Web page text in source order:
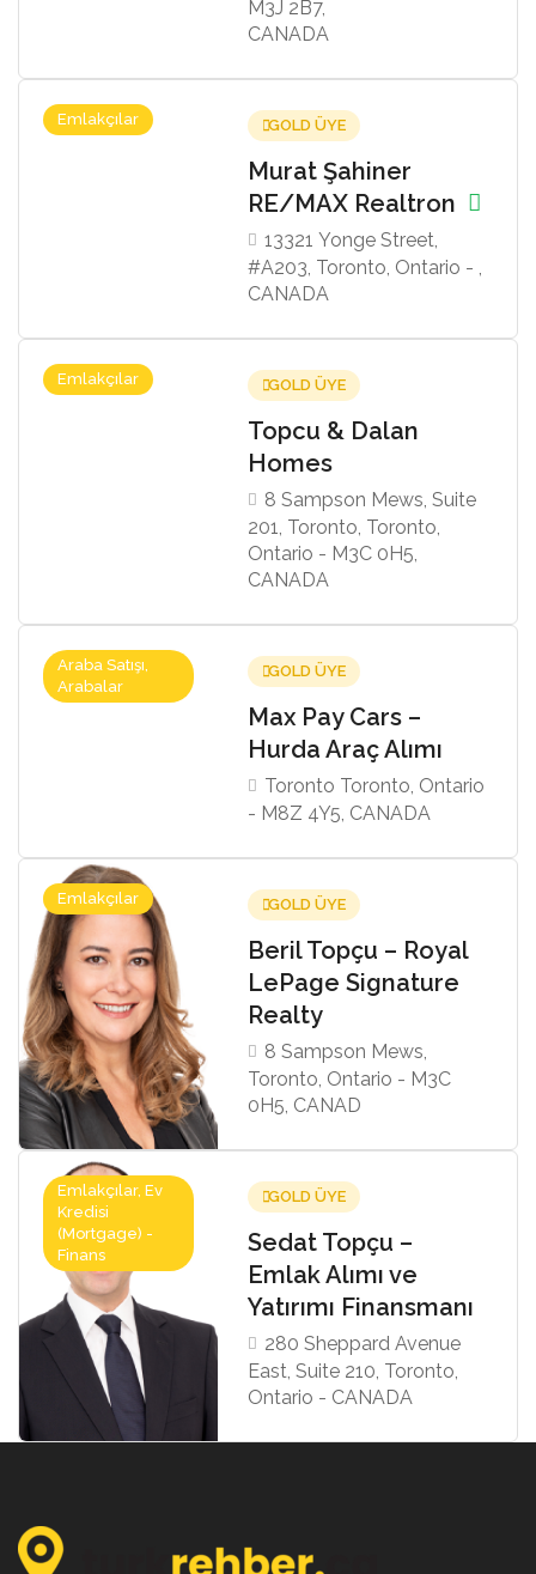
M3J 2B7,
CANADA
Emlakçılar GOLD ÜYE
Murat Şahiner
RE/MAX Realtron
13321 Yonge Street,
#A203, Toronto, Ontario - ,
CANADA
Emlakçılar GOLD ÜYE
Topcu & Dalan
Homes
8 Sampson Mews, Suite
201, Toronto, Toronto,
Ontario - M3C 0H5,
CANADA
Araba Satışı,
Arabalar
GOLD ÜYE
Max Pay Cars –
Hurda Araç Alımı
Toronto Toronto, Ontario
- M8Z 4Y5, CANADA
Emlakçılar GOLD ÜYE
Beril Topçu – Royal
LePage Signature
Realty
8 Sampson Mews,
Toronto, Ontario - M3C
0H5, CANAD
Emlakçılar, Ev
Kredisi
(Mortgage) -
Finans
GOLD ÜYE
Sedat Topçu –
Emlak Alımı ve
Yatırımı Finansmanı
280 Sheppard Avenue
East, Suite 210, Toronto,
Ontario - CANADA